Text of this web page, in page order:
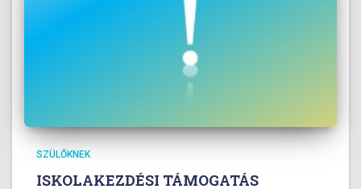
SZÜLŐKNEK
ISKOLAKEZDÉSI TÁMOGATÁS